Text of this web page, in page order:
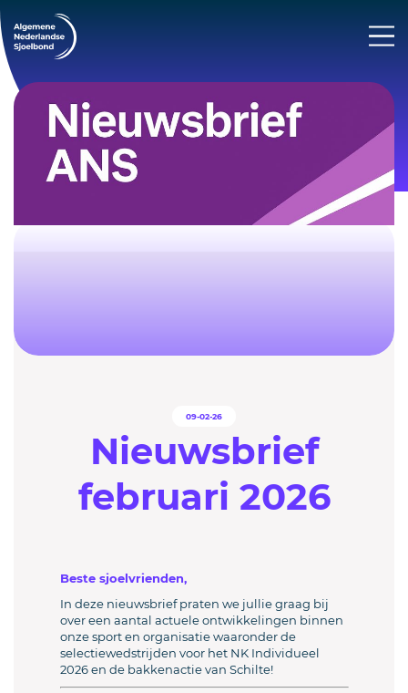
09-02-26
Nieuwsbrief
februari 2026
Beste sjoelvrienden,
In deze nieuwsbrief praten we jullie graag bij
over een aantal actuele ontwikkelingen binnen
onze sport en organisatie waaronder de
selectiewedstrijden voor het NK Individueel
2026 en de bakkenactie van Schilte!